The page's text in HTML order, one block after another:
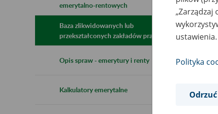
emerytalno-rentowych
Baza zlikwidowanych lub
przekształconych zakładów pracy
Opis spraw - emerytury i renty
Kalkulatory emerytalne
„Zarządzaj
Polityka